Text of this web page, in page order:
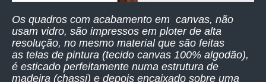
Os quadros com acabamento em canvas, não
usam vidro, são impressos em ploter de alta
resolução, no mesmo material que são feitas
as telas de pintura (tecido canvas 100% algodão),
é esticado perfeitamente numa estrutura de
madeira (chassi) e depois encaixado sobre uma